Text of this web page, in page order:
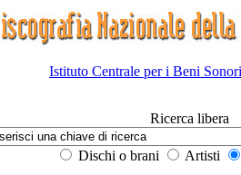
Istituto Centrale per i Beni
Ricerca libera
Dischi o brani Artisti